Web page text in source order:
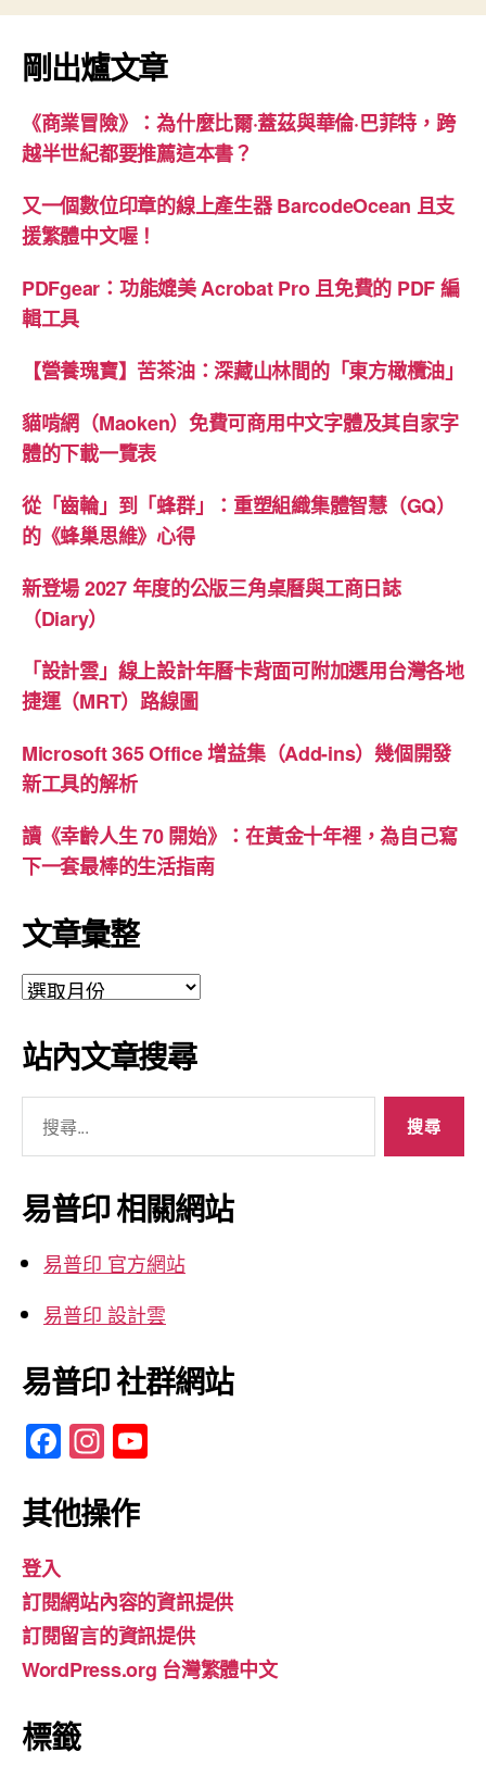
得”
剛出爐文章
《商業冒險》：為什麼比爾·蓋茲與華倫·巴菲特，跨
越半世紀都要推薦這本書？
又一個數位印章的線上產生器 BarcodeOcean 且支
援繁體中文喔！
PDFgear：功能媲美 Acrobat Pro 且免費的 PDF 編
輯工具
【營養瑰寶】苦茶油：深藏山林間的「東方橄欖油」
貓啃網（Maoken）免費可商用中文字體及其自家字
體的下載一覽表
從「齒輪」到「蜂群」：重塑組織集體智慧（GQ）
的《蜂巢思維》心得
新登場 2027 年度的公版三角桌曆與工商日誌
（Diary）
「設計雲」線上設計年曆卡背面可附加選用台灣各地
捷運（MRT）路線圖
Microsoft 365 Office 增益集（Add-ins）幾個開發
新工具的解析
讀《幸齡人生 70 開始》：在黃金十年裡，為自己寫
下一套最棒的生活指南
文章彙整
文
彙
整
站內文章搜尋
關
鍵
字:
易普印 相關網站
易普印 官方網站
易普印 設計雲
易普印 社群網站
F
a
c
b
o
o
k
In
st
a
gr
a
m
u
b
e
其他操作
登入
訂閱網站內容的資訊提供
訂閱留言的資訊提供
WordPress.org 台灣繁體中文
標籤